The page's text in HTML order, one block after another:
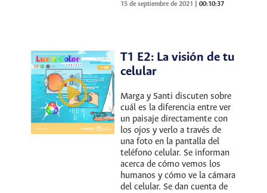
15 de septiembre de 2021 |00:10:37
T1 E2: La visión de tu
celular
Marga y Santi discuten sobre
cuál es la diferencia entre ver
un paisaje directamente con
los ojos y verlo a través de
una foto en la pantalla del
teléfono celular. Se informan
acerca de cómo vemos los
humanos y cómo ve la cámara
del celular. Se dan cuenta de